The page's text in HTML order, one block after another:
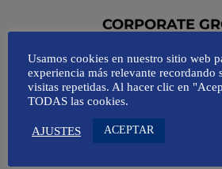
CORPORATE
AMAPOLA
Mallorca Global
Mallorca Global
Mallorca Caprice
Usamos cookies en nuestro sitio web
experiencia más relevante recordando
visitas repetidas. Al hacer clic en
TODAS las cookies.
AJUSTES ACEPTAR